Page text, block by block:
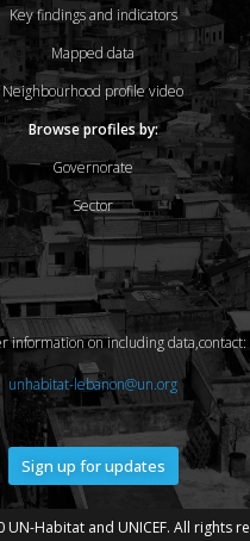
Key findings and indicators
Mapped data
Neighbourhood profile video
Browse profiles by:
Governorate
Sector
information on including data,contact:
unhabitat-lebanon@un.org
Sign up for updates
Habitat and UNICEF. All rights